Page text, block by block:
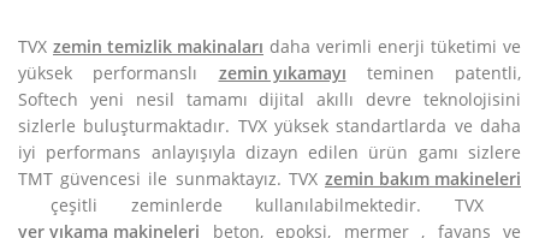
TVX zemin temizlik makinaları daha verimli enerji tüketimi ve
yüksek performanslı zemin yıkamayı teminen patentli,
Softech yeni nesil tamamı dijital akıllı devre teknolojisini
sizlerle buluşturmaktadır. TVX yüksek standartlarda ve daha
iyi performans anlayışıyla dizayn edilen ürün gamı sizlere
TMT güvencesi ile sunmaktayız. TVX zemin bakım makineleri
çeşitli zeminlerde kullanılabilmektedir. TVX
yer yıkama makineleri beton, epoksi, mermer , fayans ve